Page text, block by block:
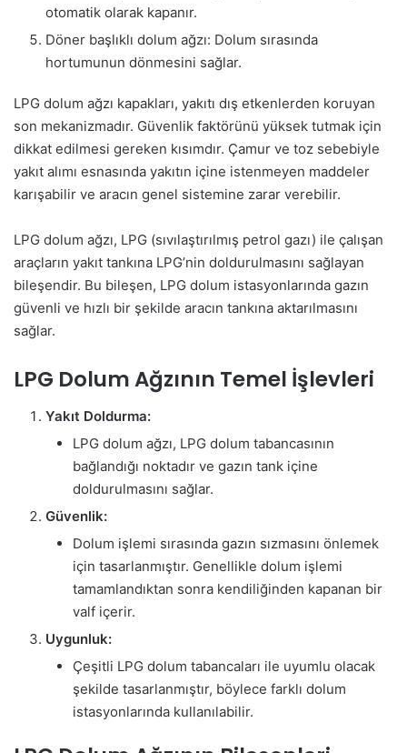
otomatik olarak kapanır.
Döner başlıklı dolum ağzı: Dolum sırasında
hortumunun dönmesini sağlar.
LPG dolum ağzı kapakları, yakıtı dış etkenlerden koruyan
son mekanizmadır. Güvenlik faktörünü yüksek tutmak için
dikkat edilmesi gereken kısımdır. Çamur ve toz sebebiyle
yakıt alımı esnasında yakıtın içine istenmeyen maddeler
karışabilir ve aracın genel sistemine zarar verebilir.
LPG dolum ağzı, LPG (sıvılaştırılmış petrol gazı) ile çalışan
araçların yakıt tankına LPG’nin doldurulmasını sağlayan
bileşendir. Bu bileşen, LPG dolum istasyonlarında gazın
güvenli ve hızlı bir şekilde aracın tankına aktarılmasını
sağlar.
LPG Dolum Ağzının Temel İşlevleri
Yakıt Doldurma:
LPG dolum ağzı, LPG dolum tabancasının
bağlandığı noktadır ve gazın tank içine
doldurulmasını sağlar.
Güvenlik:
Dolum işlemi sırasında gazın sızmasını önlemek
için tasarlanmıştır. Genellikle dolum işlemi
tamamlandıktan sonra kendiliğinden kapanan bir
valf içerir.
Uygunluk:
Çeşitli LPG dolum tabancaları ile uyumlu olacak
şekilde tasarlanmıştır, böylece farklı dolum
istasyonlarında kullanılabilir.